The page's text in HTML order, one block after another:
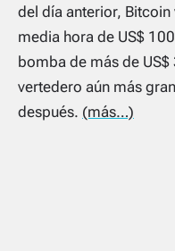
del día anterior,
media hora de US$
bomba de más de
vertedero aún más
después. (más…)